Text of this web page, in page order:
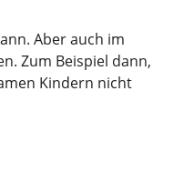
Aber auch im
Zum Beispiel dann,
Kindern nicht